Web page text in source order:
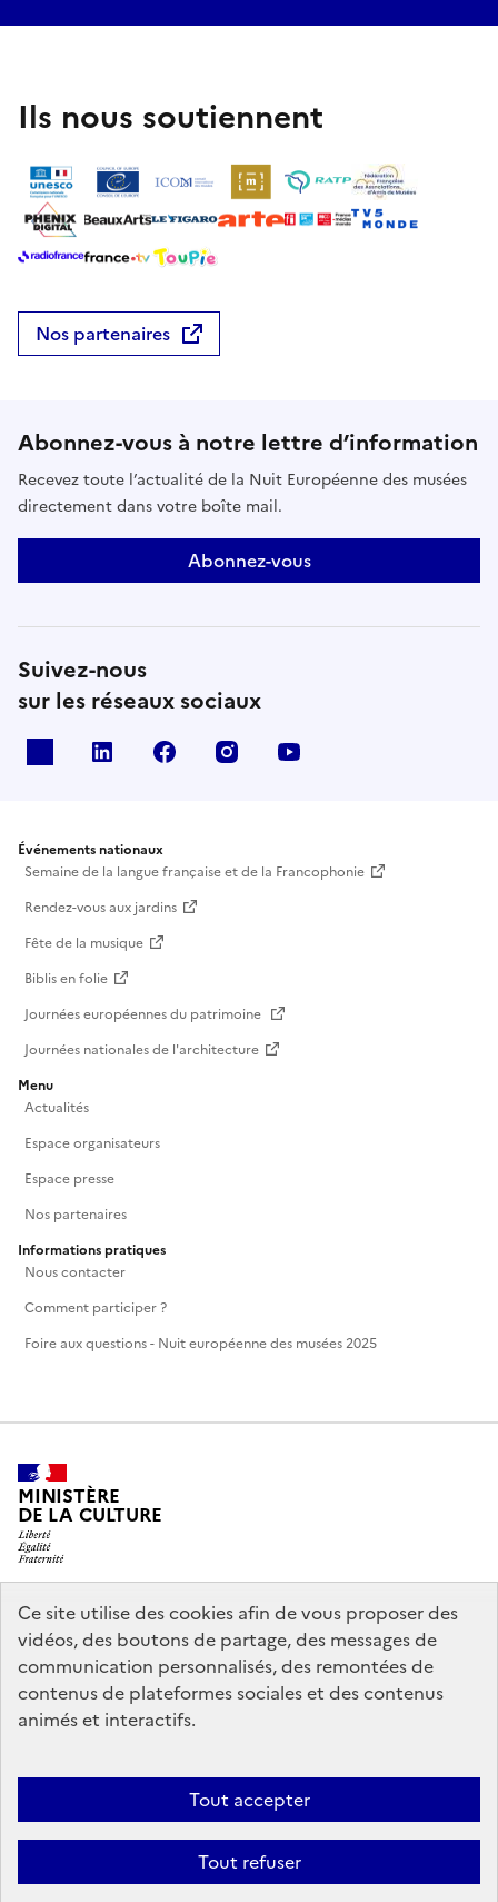
Ce site utilise des cookies afin de vous proposer des
vidéos, des boutons de partage, des messages de
communication personnalisés, des remontées de
contenus de plateformes sociales et des contenus
animés et interactifs.
Tout accepter
Tout refuser
Ils nous soutiennent
Nos partenaires
Abonnez-vous à notre lettre d’information
Recevez toute l’actualité de la Nuit Européenne des musées
directement dans votre boîte mail.
Abonnez-vous
Suivez-nous
sur les réseaux sociaux
Linkedin Facebook Instagram
Événements nationaux
Semaine de la langue française et de la Francophonie
Rendez-vous aux jardins
Fête de la musique
Biblis en folie
Journées européennes du patrimoine
Journées nationales de l'architecture
Menu
Actualités
Espace organisateurs
Espace presse
Nos partenaires
Informations pratiques
Nous contacter
Comment participer ?
Foire aux questions - Nuit européenne des musées 2025
MINISTÈRE
DE LA CULTURE
legifrance.gouv.fr
info.gouv.fr
service-public.gouv.fr
data.gouv.fr
Crédits Accessibilité : partiellement conforme
Mentions légales
Politique d’utilisation des témoins de connexion (cookies)
générale de protection des données
Nous contacter